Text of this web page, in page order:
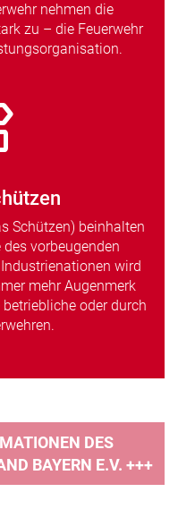
nehmen die
zu – die Feuerwehr
Schützen) beinhalten
vorbeugenden
wird
mehr Augenmerk
oder durch
DES
BAYERN E.V. +++